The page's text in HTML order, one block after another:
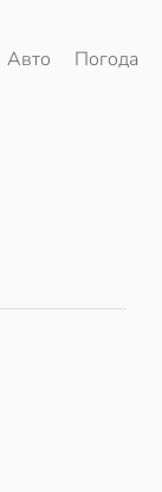
Авто Погода